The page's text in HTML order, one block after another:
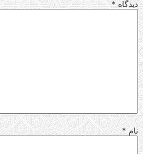
دیدگاه*
نام*